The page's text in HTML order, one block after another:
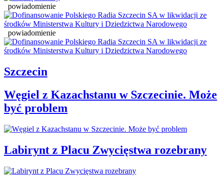
powiadomienie
powiadomienie
Szczecin
Węgiel z Kazachstanu w Szczecinie. Może
być problem
Labirynt z Placu Zwycięstwa rozebrany